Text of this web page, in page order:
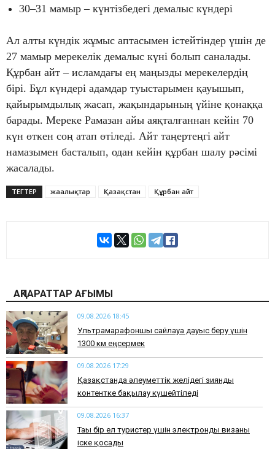
30–31 мамыр – күнтізбедегі демалыс күндері
Ал алты күндік жұмыс аптасымен істейтіндер үшін де
27 мамыр мерекелік демалыс күні болып саналады.
Құрбан айт – исламдағы ең маңызды мерекелердің
бірі. Бұл күндері адамдар туыстарымен қауышып,
қайырымдылық жасап, жақындарының үйіне қонаққа
барады. Мереке Рамазан айы аяқталғаннан кейін 70
күн өткен соң атап өтіледі. Айт таңертеңгі айт
намазымен басталып, одан кейін құрбан шалу рәсімі
жасалады.
ТЕГТЕР жаңалықтар Қазақстан Құрбан айт
АҚПАРАТТАР АҒЫМЫ
09.08.2026 18:45
Ультрамарафоншы сайлауға дауыс беру үшін
1300 км еңсермек
09.08.2026 17:29
Қазақстанда әлеуметтік желідегі зиянды
контентке бақылау күшейтіледі
09.08.2026 16:37
Тағы бір ел туристер үшін электронды визаны
іске қосады